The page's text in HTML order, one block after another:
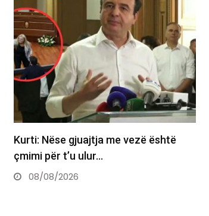
Kurti: Nëse gjuajtja me vezë është
çmimi për t’u ulur…
08/08/2026